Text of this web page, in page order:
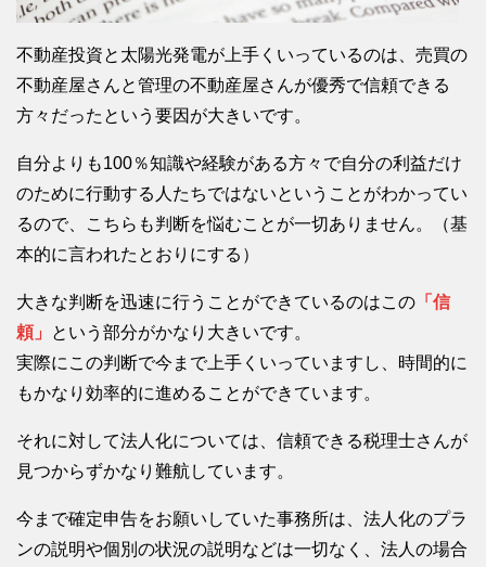
不動産投資と太陽光発電が上手くいっているのは、売買の
不動産屋さんと管理の不動産屋さんが優秀で信頼できる
方々だったという要因が大きいです。
自分よりも100％知識や経験がある方々で自分の利益だけ
のために行動する人たちではないということがわかってい
るので、こちらも判断を悩むことが一切ありません。（基
本的に言われたとおりにする）
大きな判断を迅速に行うことができているのはこの 「信
頼」
という部分がかなり大きいです。
実際にこの判断で今まで上手くいっていますし、時間的に
もかなり効率的に進めることができています。
それに対して法人化については、信頼できる税理士さんが
見つからずかなり難航しています。
今まで確定申告をお願いしていた事務所は、法人化のプラ
ンの説明や個別の状況の説明などは一切なく、法人の場合